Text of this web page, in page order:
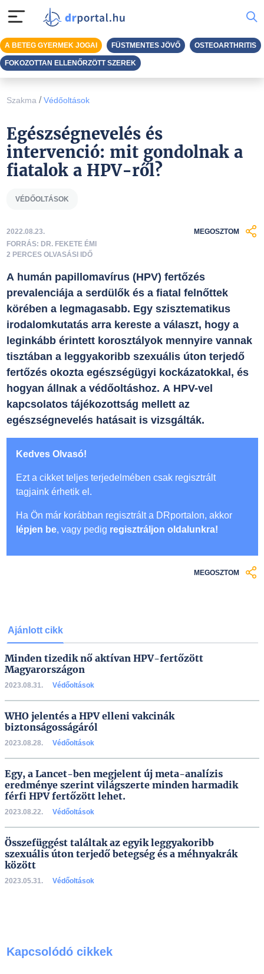
Szakma / Védőoltások
Egészségnevelés és
intervenció: mit gondolnak a
fiatalok a HPV-ről?
VÉDŐOLTÁSOK
2022.08.23.
FORRÁS: DR. FEKETE ÉMI
2 PERCES OLVASÁSI IDŐ
MEGOSZTOM
A humán papillomavírus (HPV) fertőzés
prevalenciája a serdülők és a fiatal felnőttek
körében a legmagasabb. Egy szisztematikus
irodalomkutatás arra kereste a választ, hogy a
leginkább érintett korosztályok mennyire vannak
tisztában a leggyakoribb szexuális úton terjedő
fertőzés okozta egészségügyi kockázatokkal, és
hogyan állnak a védőoltáshoz. A HPV-vel
kapcsolatos tájékozottság mellett az
egészségnevelés hatásait is vizsgálták.
Kedves Olvasó!
Ezt a cikket teljes terjedelmében csak regisztrált
tagjaink érhetik el.
Ha Ön már korábban regisztrált a DRportalon, akkor
lépjen be, vagy pedig regisztráljon oldalunkra!
MEGOSZTOM
Ajánlott cikk
Minden tizedik nő aktívan HPV-fertőzött
Magyarországon
2023.08.31. Védőoltások
WHO jelentés a HPV elleni vakcinák
biztonságosságáról
2023.08.28. Védőoltások
Egy, a Lancet-ben megjelent új meta-analízis
eredménye szerint világszerte minden harmadik
férfi HPV fertőzött lehet.
2023.08.22. Védőoltások
Összefüggést találtak az egyik leggyakoribb
szexuális úton terjedő betegség és a méhnyakrák
között
2023.05.31. Védőoltások
Kapcsolódó cikkek
A BETEG GYERMEK JOGAI FÜSTMENTES JÖVŐ OSTEOARTHRITIS
FOKOZOTTAN ELLENŐRZÖTT SZEREK